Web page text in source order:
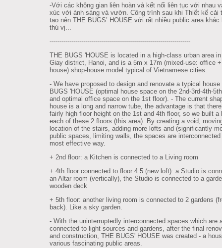
-Với các không gian liên hoàn và kết nối liên tục với nhau
xúc với ánh sáng và vườn. Công trình sau khi Thiết kế cải
tạo nên THE BUGS’ HOUSE với rất nhiều public area khác
thú vị...
-----------------------------------------------------------------------
THE BUGS 'HOUSE is located in a high-class urban area
Giay district, Hanoi, and is a 5m x 17m (mixed-use: office
house) shop-house model typical of Vietnamese cities.
- We have proposed to design and renovate a typical house
BUGS 'HOUSE (optimal house space on the 2nd-3rd-4th-
and optimal office space on the 1st floor). - The current
house is a long and narrow tube, the advantage is that
fairly high floor height on the 1st and 4th floor, so we built a
each of these 2 floors (this area). By creating a void,
location of the stairs, adding more lofts and (significantly
public spaces, limiting walls, the spaces are
most effective way.
+ 2nd floor: a Kitchen is connected to a Living room
+ 4th floor connected to floor 4.5 (new loft): a Studio is
an Altar room (vertically), the Studio is connected to a
wooden deck
+ 5th floor: another living room is connected to 2 gardens
back). Like a sky garden.
- With the uninterruptedly interconnected spaces which are
connected to light sources and gardens, after the final
and construction, THE BUGS' HOUSE was created - a
various fascinating public areas.